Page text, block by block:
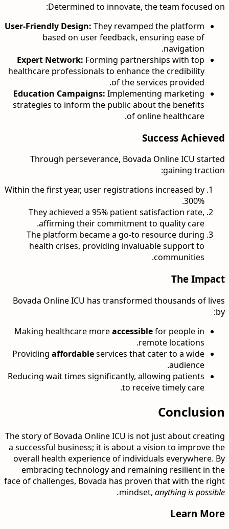
Determined to innovate, the team focused on:
User-Friendly Design: They revamped the platform
based on user feedback, ensuring ease of
navigation.
Expert Network: Forming partnerships with top
healthcare professionals to enhance the credibility
of the services provided.
Education Campaigns: Implementing marketing
strategies to inform the public about the benefits
of online healthcare.
Success Achieved
Through perseverance, Bovada Online ICU started
gaining traction:
Within the first year, user registrations increased by
300%.
They achieved a 95% patient satisfaction rate,
affirming their commitment to quality care.
The platform became a go-to resource during
health crises, providing invaluable support to
communities.
The Impact
Bovada Online ICU has transformed thousands of lives
by:
Making healthcare moreaccessiblefor people in
remote locations.
Providing affordableservices that cater to a wide
audience.
Reducing wait times significantly, allowing patients
to receive timely care.
Conclusion
The story of Bovada Online ICU is not just about creating
a successful business; it is about a vision to improve the
overall health experience of individuals everywhere. By
embracing technology and remaining resilient in the
face of challenges, Bovada has proven that with the right
mindset, anything is possible.
Learn More